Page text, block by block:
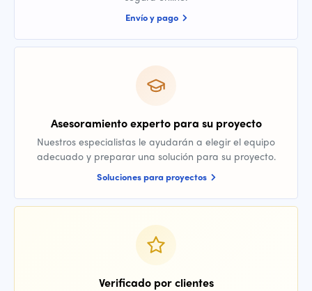
Envío y pago
Asesoramiento experto para su proyecto
Nuestros especialistas le ayudarán a elegir el equipo
adecuado y preparar una solución para su proyecto.
Soluciones para proyectos
Verificado por clientes